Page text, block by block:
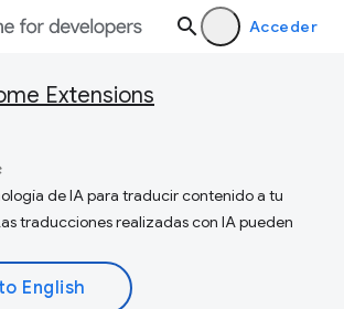
Acceder
Extensions
de IA para traducir contenido a tu
traducciones realizadas con IA pueden